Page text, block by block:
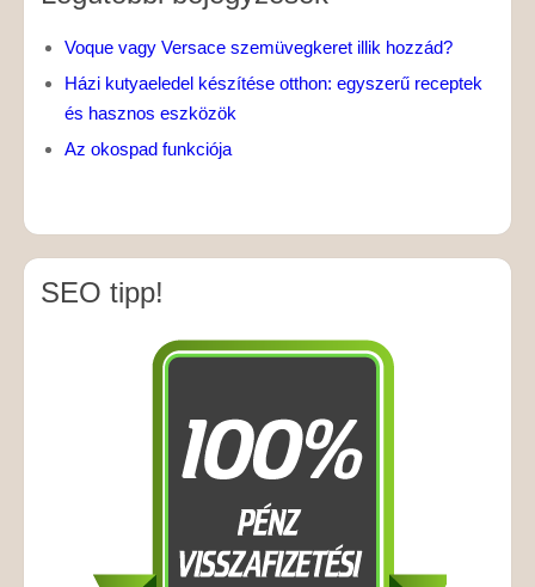
Voque vagy Versace szemüvegkeret illik hozzád?
Házi kutyaeledel készítése otthon: egyszerű receptek
és hasznos eszközök
Az okospad funkciója
SEO tipp!